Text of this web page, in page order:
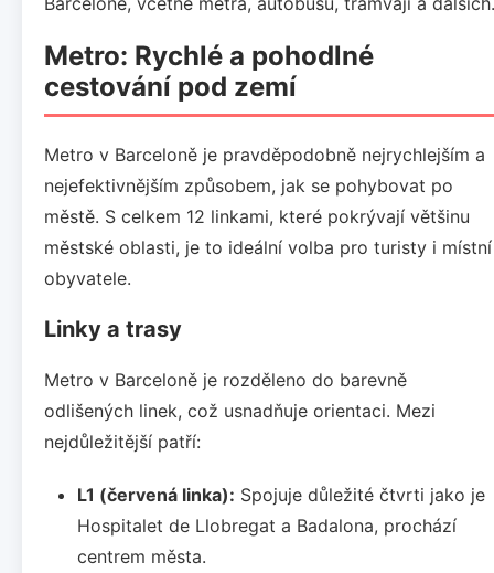
Metro: Rychlé a pohodlné
cestování pod zemí
Metro v Barceloně je pravděpodobně nejrychlejším a
nejefektivnějším způsobem, jak se pohybovat po
městě. S celkem 12 linkami, které pokrývají většinu
městské oblasti, je to ideální volba pro turisty i místní
obyvatele.
Linky a trasy
Metro v Barceloně je rozděleno do barevně
odlišených linek, což usnadňuje orientaci. Mezi
nejdůležitější patří:
L1 (červená linka): Spojuje důležité čtvrti jako je
Hospitalet de Llobregat a Badalona, prochází
centrem města.